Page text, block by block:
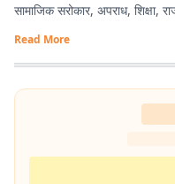
सामाजिक सरोकार, अपराध, शिक्षा,
Read More